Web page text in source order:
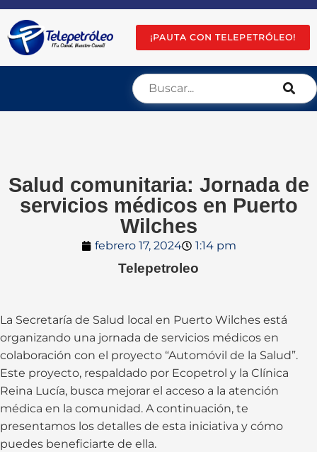
¡PAUTA CON TELEPETRÓLEO!
Salud comunitaria: Jornada de
servicios médicos en Puerto
Wilches
febrero 17, 2024 1:14 pm
Telepetroleo
La Secretaría de Salud local en Puerto Wilches está
organizando una jornada de servicios médicos en
colaboración con el proyecto “Automóvil de la Salud”.
Este proyecto, respaldado por Ecopetrol y la Clínica
Reina Lucía, busca mejorar el acceso a la atención
médica en la comunidad. A continuación, te
presentamos los detalles de esta iniciativa y cómo
puedes beneficiarte de ella.